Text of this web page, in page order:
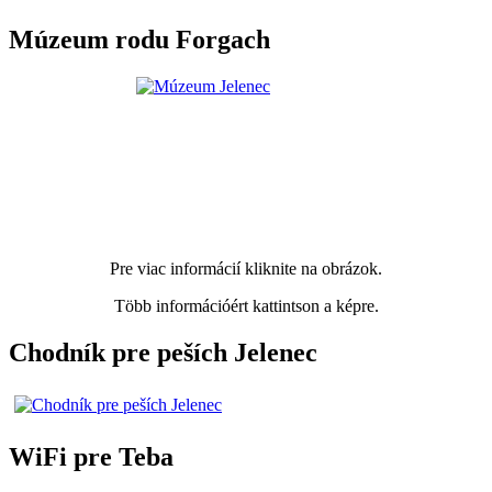
Múzeum rodu Forgach
Pre viac informácií kliknite na obrázok.
Több információért kattintson a képre.
Chodník pre peších Jelenec
WiFi pre Teba